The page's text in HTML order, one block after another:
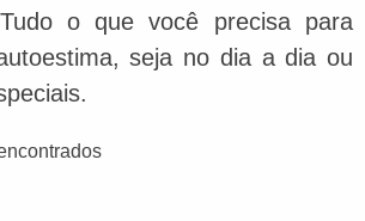
o que você precisa para
seja no dia a dia ou